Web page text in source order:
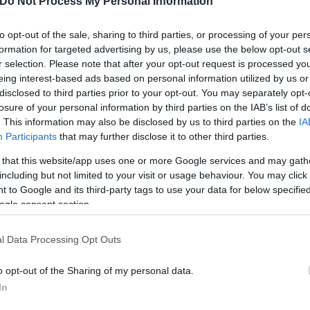
opt-out of the sale, sharing to third parties, or processing of your
for targeted advertising by us, please use the below opt-out
selection. Please note that after your opt-out request is processed
interest-based ads based on personal information utilized by us
to third parties prior to your opt-out. You may separately
of your personal information by third parties on the IAB’s list of
This information may also be disclosed by us to third parties on the
Participants that may further disclose it to other third parties.
that this website/app uses one or more Google services and may
but not limited to your visit or usage behaviour. You may
to Google and its third-party tags to use your data for below
consent section.
Data Processing Opt Outs
opt-out of the Sharing of my personal data.
της Δημοτικής Ενότητας Φιλλύρας του
Δημοτικών Κοινοτήτων Γρατινής, Στυλαρίου
Κομοτηνής, της Δημοτικής Κοινότητας
Ενότητας Σαπών του Δήμου Μαρώνειας Σαπών,
της Δημοτικής Κοινότητας Στειρίου της
της Δημοτικής Ενότητας Κυριακίου
Αγίας Άννας της Δημοτικής Ενότητας
Δήμου Θηβαίων, και των Δημοτικών Κοινοτήτων
του Δήμου Τανάγρας,
περιοχές της Δημοτικής Κοινότητας Κάτω
Ελάτειας του Δήμου Αμφίκλειας-Ελάτειας, του
και του Δήμου Στυλίδας.
του Δήμου Λίμνης — Μαντουδίου — Αγίας